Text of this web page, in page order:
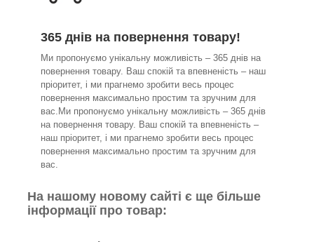
365 днів на повернення товару!
Ми пропонуємо унікальну можливість – 365 днів на
повернення товару. Ваш спокій та впевненість – наш
пріоритет, і ми прагнемо зробити весь процес
повернення максимально простим та зручним для
вас.Ми пропонуємо унікальну можливість – 365 днів
на повернення товару. Ваш спокій та впевненість –
наш пріоритет, і ми прагнемо зробити весь процес
повернення максимально простим та зручним для
вас.
На нашому новому сайті є ще більше
інформації про товар: